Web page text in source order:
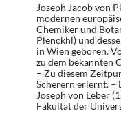
Joseph Jacob von
modernen
Chemiker und
Plenckhl) und
in Wien geboren.
zu dem bekannten
– Zu diesem
Scherern erlernt. –
Joseph von Leber
Fakultät der